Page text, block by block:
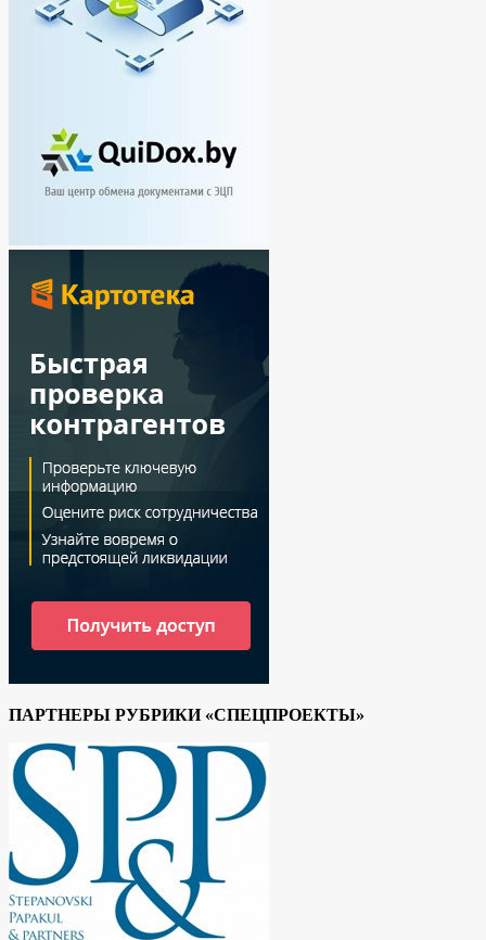
ПАРТНЕРЫ РУБРИКИ «СПЕЦПРОЕКТЫ»